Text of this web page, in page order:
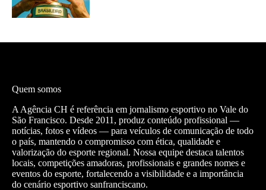
Quem somos
A Agência CH é referência em jornalismo esportivo no Vale do
São Francisco. Desde 2011, produz conteúdo profissional —
notícias, fotos e vídeos — para veículos de comunicação de todo
o país, mantendo o compromisso com ética, qualidade e
valorização do esporte regional. Nossa equipe destaca talentos
locais, competições amadoras, profissionais e grandes nomes e
eventos do esporte, fortalecendo a visibilidade e a importância
do cenário esportivo sanfranciscano.